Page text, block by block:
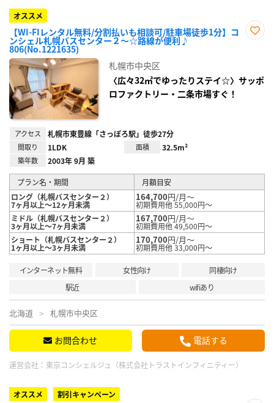
オススメ
【WI-FIレンタル無料/分割払いも相談可/駐車場徒歩1分】コ
ンシェル札幌バスセンター２～☆路線が便利♪
806(No.1221635)
札幌市中央区
〈広々32㎡でゆったりステイ☆〉サッポ
ロファクトリー・二条市場すぐ！
アクセス 札幌市東豊線「さっぽろ駅」徒歩27分
間取り 1LDK 面積 32.5m²
築年数 2003年 9月 築
プラン名・期間
月額目安
ロング（札幌バスセンター２）
7ヶ月以上～12ヶ月未満
164,700円/月～
初期費用他 55,000円～
ミドル（札幌バスセンター２）
3ヶ月以上～7ヶ月未満
167,700円/月～
初期費用他 49,500円～
ショート（札幌バスセンター２）
1ヶ月以上～3ヶ月未満
170,700円/月～
初期費用他 33,000円～
インターネット無料 女性向け
同棲向け
駅近
wifiあり
北海道 札幌市中央区
お問合わせ 電話する
運営会社： 東京コンシェルジュ（株式会社トラストインフィニティー）
オススメ 割引キャンペーン